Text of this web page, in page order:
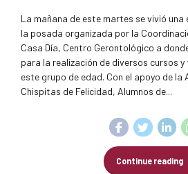
La mañana de este martes se vivió
la posada organizada por la
Casa Día, Centro Gerontológico a
para la realización de diversos cursos
este grupo de edad. Con el apoyo de la
Chispitas de Felicidad, Alumnos de...
Continue reading